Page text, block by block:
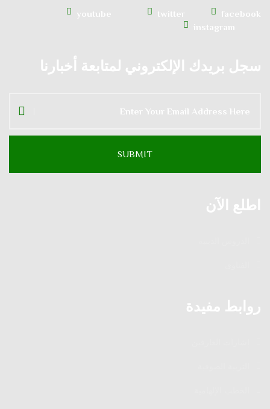
facebook
twitter
youtube
instagram
سجل بريدك الإلكتروني لمتابعة أخبارنا
اطلع الآن
روابط مفيدة